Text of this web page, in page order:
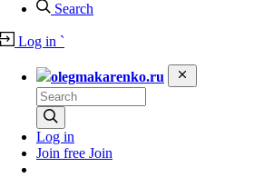
Search
Log in `
olegmakarenko.ru
Log in
Join free Join